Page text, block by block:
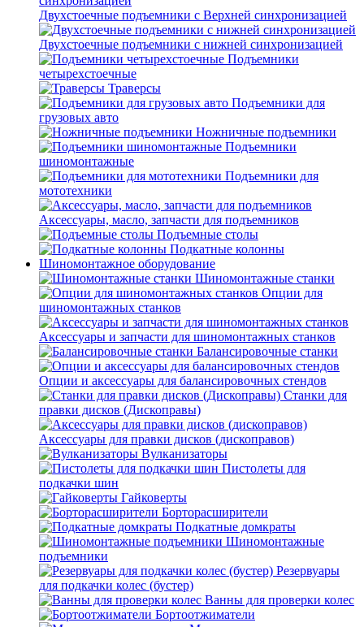
Двухстоечные подъемники с Верхней синхронизацией
Двухстоечные подъемники с нижней синхронизацией
Подъемники
четырехстоечные
Траверсы
Подъемники для
грузовых авто
Ножничные подъемники
Подъемники
шиномонтажные
Подъемники для
мототехники
Аксессуары, масло, запчасти для подъемников
Подъемные столы
Подкатные колонны
Шиномонтажное оборудование
Шиномонтажные станки
Опции для
шиномонтажных станков
Аксессуары и запчасти для шиномонтажных станков
Балансировочные станки
Опции и аксессуары для балансировочных стендов
Станки для
правки дисков (Дископравы)
Аксессуары для правки дисков (дископравов)
Вулканизаторы
Пистолеты для
подкачки шин
Гайковерты
Борторасширители
Подкатные домкраты
Шиномонтажные
подъемники
Резервуары
для подкачки колес (бустер)
Ванны для проверки колес
Бортоотжиматели